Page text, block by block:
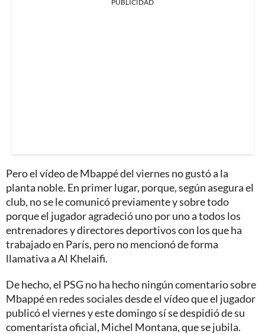
PUBLICIDAD
Pero el vídeo de Mbappé del viernes no gustó a la
planta noble. En primer lugar, porque, según asegura el
club, no se le comunicó previamente y sobre todo
porque el jugador agradeció uno por uno a todos los
entrenadores y directores deportivos con los que ha
trabajado en París, pero no mencionó de forma
llamativa a Al Khelaifi.
De hecho, el PSG no ha hecho ningún comentario sobre
Mbappé en redes sociales desde el vídeo que el jugador
publicó el viernes y este domingo sí se despidió de su
comentarista oficial, Michel Montana, que se jubila.